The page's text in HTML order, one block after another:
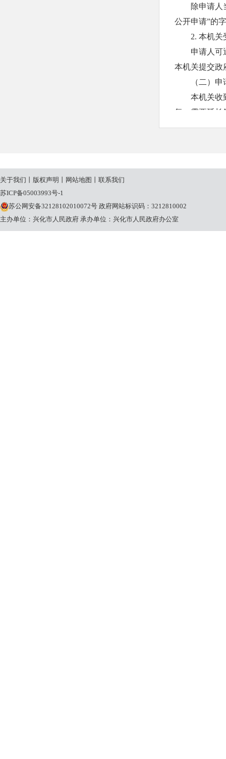
除申请人
公开申请”的
2. 本机
申请人可
本机关提交政
（二）
本机关收
复；需要延
20个工作日
关将按照《国
关于我们 版权声明 网站地图
联系我们
苏ICP备05003993号-1
苏公网安备32128102010072号 政府网站标识码：3212810002
主办单位：兴化市人民政府 承办单位：兴化市人民政府办公室